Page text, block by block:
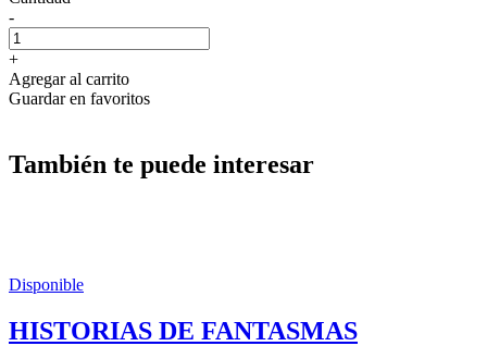
-
+
Agregar al carrito
Guardar en favoritos
También te puede interesar
Disponible
HISTORIAS DE FANTASMAS